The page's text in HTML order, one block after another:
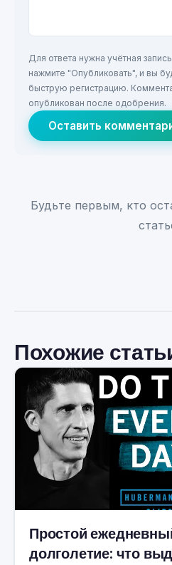
Для ответа нужна учётная
нажмите "Опубликовать", и вы
быструю регистрацию.
опубликован после одобрения.
Оставить
Будьте первым, кто
Похожие
Простой
долголетие: что